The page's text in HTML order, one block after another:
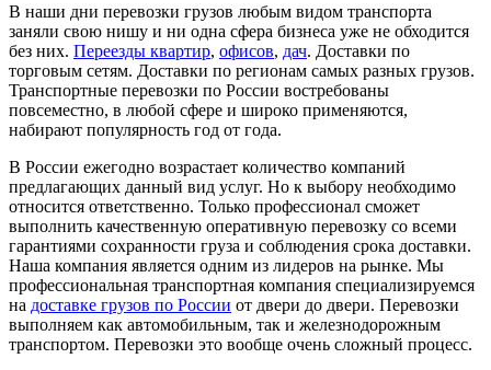
В наши дни перевозки грузов любым видом транспорта
заняли свою нишу и ни одна сфера бизнеса уже не обходится
без них. Переезды квартир, офисов, дач. Доставки по
торговым сетям. Доставки по регионам самых разных грузов.
Транспортные перевозки по России востребованы
повсеместно, в любой сфере и широко применяются,
набирают популярность год от года.
В России ежегодно возрастает количество компаний
предлагающих данный вид услуг. Но к выбору необходимо
относится ответственно. Только профессионал сможет
выполнить качественную оперативную перевозку со всеми
гарантиями сохранности груза и соблюдения срока доставки.
Наша компания является одним из лидеров на рынке. Мы
профессиональная транспортная компания специализируемся
на доставке грузов по России от двери до двери. Перевозки
выполняем как автомобильным, так и железнодорожным
транспортом. Перевозки это вообще очень сложный процесс.